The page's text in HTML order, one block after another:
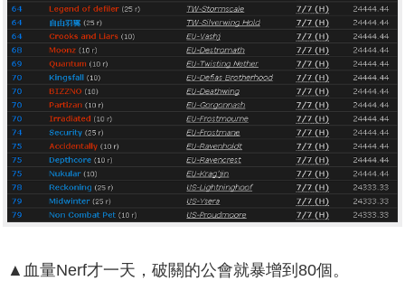
▲血量Nerf才一天，破關的公會就暴增到80個。